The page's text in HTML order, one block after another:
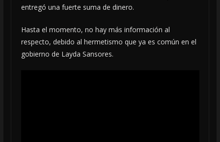
entregó una fuerte suma de dinero.
Hasta el momento, no hay más información al
respecto, debido al hermetismo que ya es común en el
gobierno de Layda Sansores.